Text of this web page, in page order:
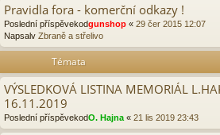
Pravidla fora - komerční odkazy !
Poslední příspěvekodgunshop « 29 čer 2015 12:07
Napsalv Zbraně a střelivo
Témata
VÝSLEDKOVÁ LISTINA MEMORIÁL
16.11.2019
Poslední příspěvekodO. Hajna « 21 lis 2019 23:43